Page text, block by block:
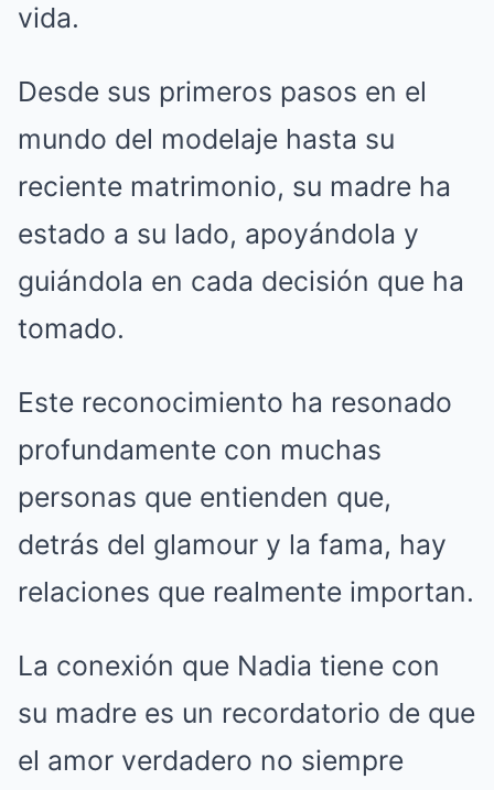
vida.
Desde sus primeros pasos en el
mundo del modelaje hasta su
reciente matrimonio, su madre ha
estado a su lado, apoyándola y
guiándola en cada decisión que ha
tomado.
Este reconocimiento ha resonado
profundamente con muchas
personas que entienden que,
detrás del glamour y la fama, hay
relaciones que realmente importan.
La conexión que Nadia tiene con
su madre es un recordatorio de que
el amor verdadero no siempre